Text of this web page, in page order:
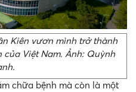
Kiên vươn mình trở thành
Việt Nam. Ảnh: Quỳnh
chữa bệnh mà còn là một